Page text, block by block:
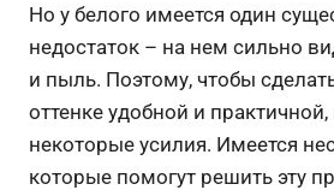
Но у белого имеется один
недостаток – на нем сильно
и пыль. Поэтому, чтобы
оттенке удобной и
некоторые усилия. Имеется
которые помогут решить эту